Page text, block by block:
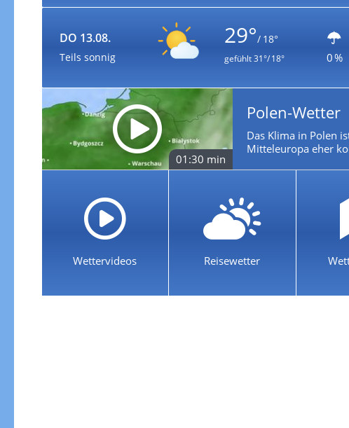
DO 13.08.
Teils sonnig
29°/ 18°
gefühlt31°/ 18° 0 %
01:30 min
Polen-Wetter
Das Klima in Polen
Mitteleuropa eher
Wettervideos Reisewetter